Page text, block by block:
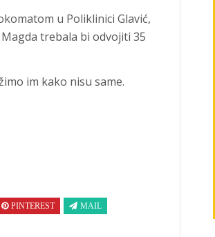
u Poliklinici Glavić,
trebala bi odvojiti 35
im kako nisu same.
PINTEREST MAIL